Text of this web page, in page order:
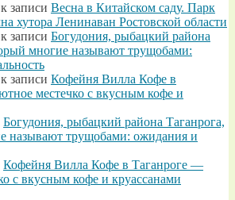
к записи Весна в Китайском саду. Парк
хутора Ленинаван Ростовской области
к записи Богудония, рыбацкий района
многие называют трущобами:
к записи Кофейня Вилла Кофе в
местечко с вкусным кофе и
Богудония, рыбацкий района Таганрога,
называют трущобами: ожидания и
Кофейня Вилла Кофе в Таганроге —
с вкусным кофе и круассанами